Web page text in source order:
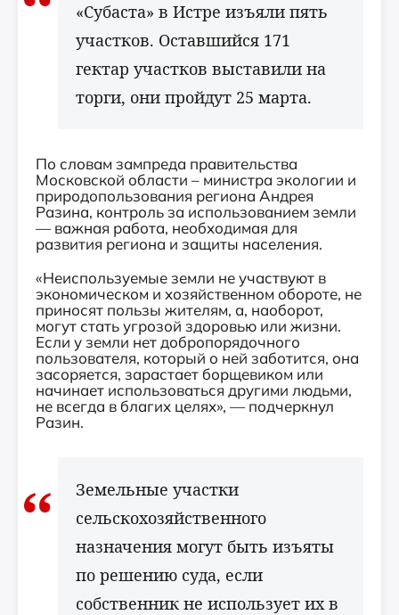
«Субаста» в Истре изъяли пять
участков. Оставшийся 171
гектар участков выставили на
торги, они пройдут 25 марта.
По словам зампреда правительства
Московской области – министра экологии и
природопользования региона Андрея
Разина, контроль за использованием земли
— важная работа, необходимая для
развития региона и защиты населения.
«Неиспользуемые земли не участвуют в
экономическом и хозяйственном обороте, не
приносят пользы жителям, а, наоборот,
могут стать угрозой здоровью или жизни.
Если у земли нет добропорядочного
пользователя, который о ней заботится, она
засоряется, зарастает борщевиком или
начинает использоваться другими людьми,
не всегда в благих целях», — подчеркнул
Разин.
Земельные участки
сельскохозяйственного
назначения могут быть изъяты
по решению суда, если
собственник не использует их в